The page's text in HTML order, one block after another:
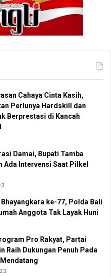
Cahaya Cinta Kasih,
Perlunya Hardskill dan
Berprestasi di Kancah
Damai, Bupati Tamba
Ada Intervensi Saat Pilkel
ke-77, Polda Bali
Anggota Tak Layak Huni
Pro Rakyat, Partai
Raih Dukungan Penuh Pada